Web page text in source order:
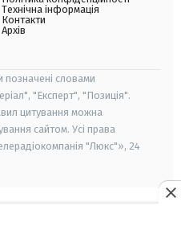
Технічна інформація
Контакти
Архів
позначені словами
"Експерт", "Позиція".
цитування можна
сайтом. Усі права
"Люкс"», 24